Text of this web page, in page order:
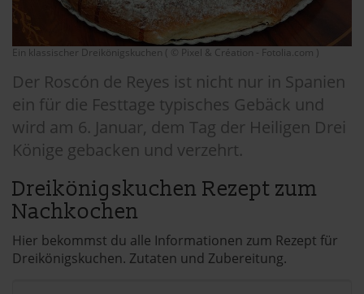
Ein klassischer Dreikönigskuchen ( © Pixel & Création - Fotolia.com )
Der Roscón de Reyes ist nicht nur in Spanien
ein für die Festtage typisches Gebäck und
wird am 6. Januar, dem Tag der Heiligen Drei
Könige gebacken und verzehrt.
Dreikönigskuchen Rezept zum
Nachkochen
Hier bekommst du alle Informationen zum Rezept für
Dreikönigskuchen. Zutaten und Zubereitung.